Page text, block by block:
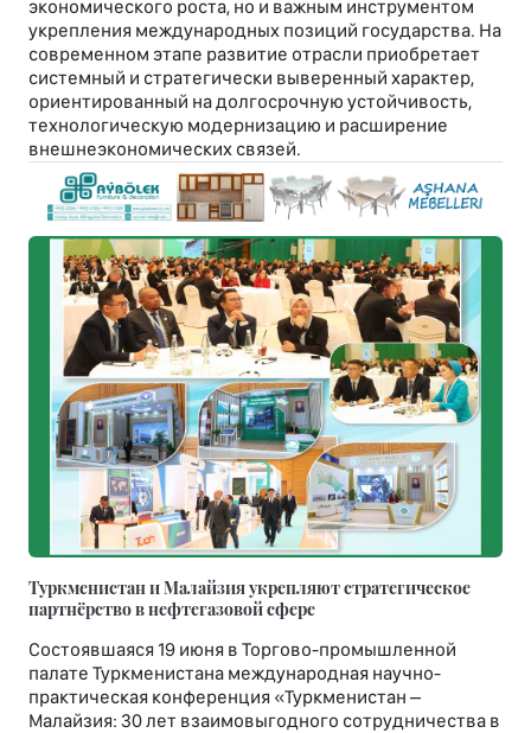
экономического роста, но и важным инструментом
укрепления международных позиций государства. На
современном этапе развитие отрасли приобретает
системный и стратегически выверенный характер,
ориентированный на долгосрочную устойчивость,
технологическую модернизацию и расширение
внешнеэкономических связей.
Туркменистан и Малайзия укрепляют стратегическое
партнёрство в нефтегазовой сфере
Состоявшаяся 19 июня в Торгово-промышленной
палате Туркменистана международная научно-
практическая конференция «Туркменистан –
Малайзия: 30 лет взаимовыгодного сотрудничества в